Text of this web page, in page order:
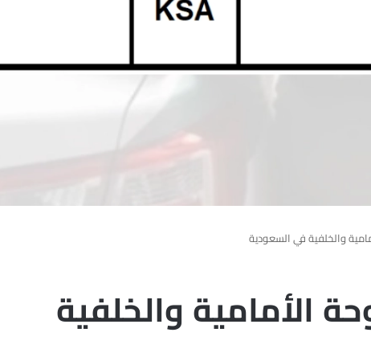
والخلفية في السعودية
الأمامية والخلفية